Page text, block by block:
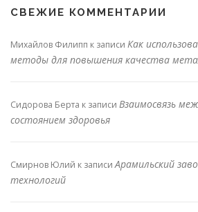
СВЕЖИЕ КОММЕНТАРИИ
Михайлов Филипп к записи Как
методы для повышения качества
Сидорова Берта к записи Взаимосвязь
состоянием здоровья
Смирнов Юлий к записиАрамильский
технологий